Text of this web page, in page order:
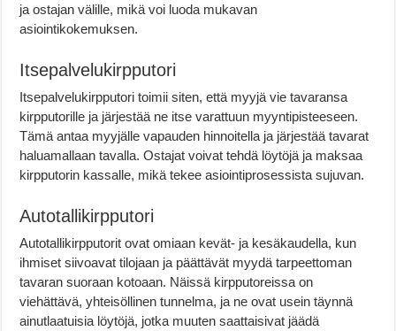
ja ostajan välille, mikä voi luoda mukavan
asiointikokemuksen.
Itsepalvelukirpputori
Itsepalvelukirpputori toimii siten, että myyjä vie tavaransa
kirpputorille ja järjestää ne itse varattuun myyntipisteeseen.
Tämä antaa myyjälle vapauden hinnoitella ja järjestää tavarat
haluamallaan tavalla. Ostajat voivat tehdä löytöjä ja maksaa
kirpputorin kassalle, mikä tekee asiointiprosessista sujuvan.
Autotallikirpputori
Autotallikirpputorit ovat omiaan kevät- ja kesäkaudella, kun
ihmiset siivoavat tilojaan ja päättävät myydä tarpeettoman
tavaran suoraan kotoaan. Näissä kirpputoreissa on
viehättävä, yhteisöllinen tunnelma, ja ne ovat usein täynnä
ainutlaatuisia löytöjä, jotka muuten saattaisivat jäädä